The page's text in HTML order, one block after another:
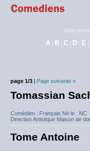
A | B | C | D | E |
page 1/3 | Page suivante »
Tomassian
Comédien : Français Né le :
Direction Artistique Maison de
Tome Antoine